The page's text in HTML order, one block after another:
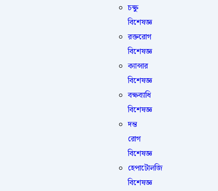
চক্ষু
বিশেষজ্ঞ
রক্তরোগ
বিশেষজ্ঞ
ক্যান্সার
বিশেষজ্ঞ
বক্ষব্যাধি
বিশেষজ্ঞ
দন্ত
রোগ
বিশেষজ্ঞ
হেপাটোলজি
বিশেষজ্ঞ